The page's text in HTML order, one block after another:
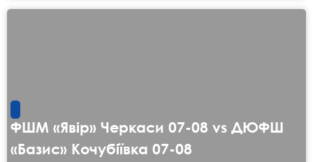
ФШМ «Явір» Черкаси 07-08 vs ДЮФШ
«Базис» Кочубіївка 07-08